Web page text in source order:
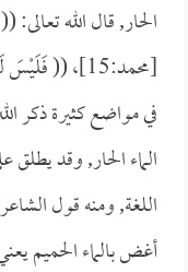
الحار, قال الله تعالى: ((
[محمد:15]، ((
في مواضع كثيرة ذكر
الماء الحار, وقد يطلق
اللغة, ومنه قول
أغض بالماء الحميم